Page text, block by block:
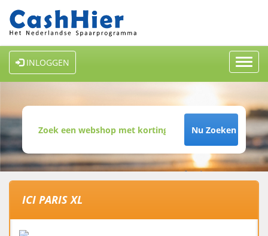
INLOGGEN
Nu Zoeken
ICI PARIS XL